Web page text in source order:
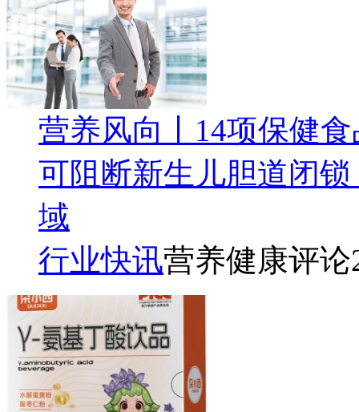
营养风向丨14项保健
可阻断新生儿胆道闭
域
行业快讯营养健康评论